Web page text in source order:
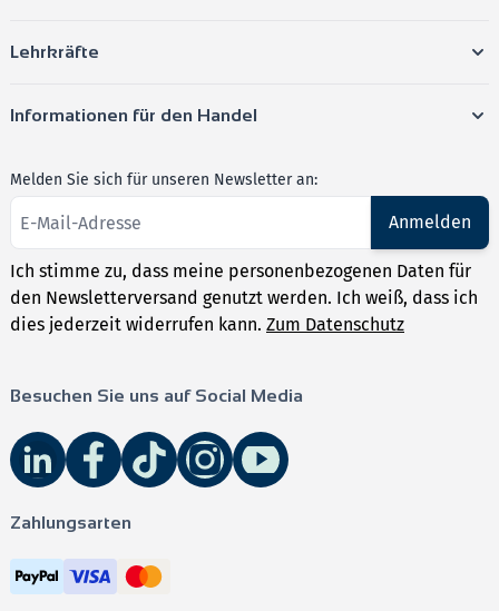
Lehrkräfte
Informationen für den Handel
Melden Sie sich für unseren Newsletter an:
Anmelden
Ich stimme zu, dass meine personenbezogenen Daten für
den Newsletterversand genutzt werden. Ich weiß, dass ich
dies jederzeit widerrufen kann. Zum Datenschutz
Besuchen Sie uns auf Social Media
Zahlungsarten